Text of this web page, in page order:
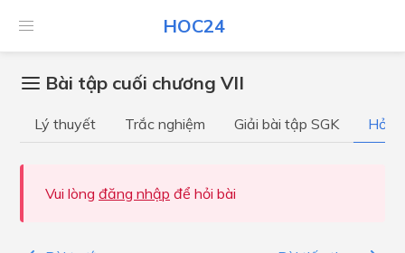
HOC24
Bài tập cuối chương VII
Lý thuyết Trắc nghiệm Giải bài tập SGK Hỏi
Vui lòng đăng nhập để hỏi bài